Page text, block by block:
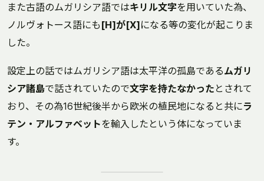
また古語のムガリシア語ではキリル文字を用いていた為、
ノルヴォトース語にも [H]が[X]になる等の変化が起こりま
した。
設定上の話ではムガリシア語は太平洋の孤島であるムガリ
シア諸島で話されていたので文字を持たなかった とされて
おり、その為16世紀後半から欧米の植民地になると共にラ
テン・アルファベットを輸入したという体になっていま
す。